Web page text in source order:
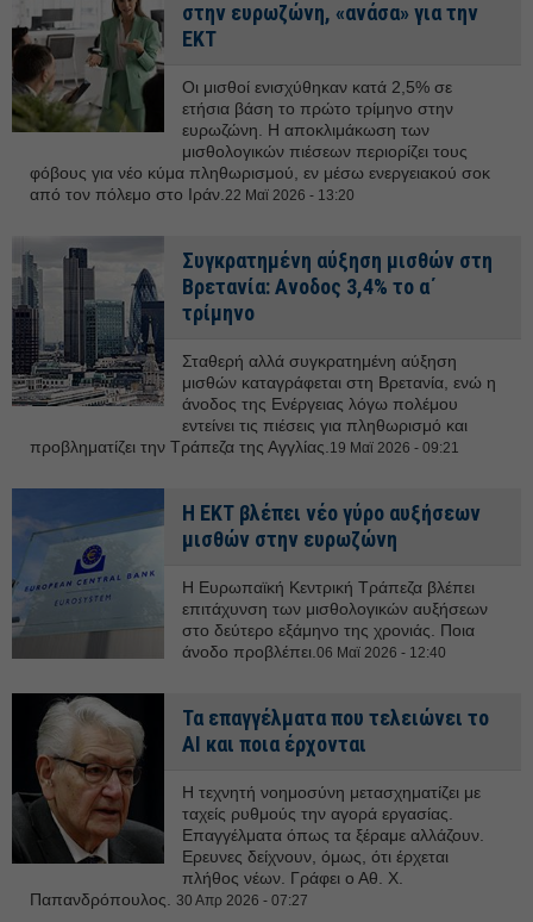
στην ευρωζώνη, «ανάσα» για την
ΕΚΤ
Οι μισθοί ενισχύθηκαν κατά 2,5% σε
ετήσια βάση το πρώτο τρίμηνο στην
ευρωζώνη. Η αποκλιμάκωση των
μισθολογικών πιέσεων περιορίζει τους
φόβους για νέο κύμα πληθωρισμού, εν μέσω ενεργειακού σοκ
από τον πόλεμο στο Ιράν. 22 Μαϊ 2026 - 13:20
Συγκρατημένη αύξηση μισθών στη
Βρετανία: Ανοδος 3,4% το α΄
τρίμηνο
Σταθερή αλλά συγκρατημένη αύξηση
μισθών καταγράφεται στη Βρετανία, ενώ η
άνοδος της Ενέργειας λόγω πολέμου
εντείνει τις πιέσεις για πληθωρισμό και
προβληματίζει την Τράπεζα της Αγγλίας. 19 Μαϊ 2026 - 09:21
Η ΕΚΤ βλέπει νέο γύρο αυξήσεων
μισθών στην ευρωζώνη
Η Ευρωπαϊκή Κεντρική Τράπεζα βλέπει
επιτάχυνση των μισθολογικών αυξήσεων
στο δεύτερο εξάμηνο της χρονιάς. Ποια
άνοδο προβλέπει.06 Μαϊ 2026 - 12:40
Τα επαγγέλματα που τελειώνει το
ΑΙ και ποια έρχονται
Η τεχνητή νοημοσύνη μετασχηματίζει με
ταχείς ρυθμούς την αγορά εργασίας.
Επαγγέλματα όπως τα ξέραμε αλλάζουν.
Ερευνες δείχνουν, όμως, ότι έρχεται
πλήθος νέων. Γράφει ο Αθ. Χ.
Παπανδρόπουλος. 30 Απρ 2026 - 07:27